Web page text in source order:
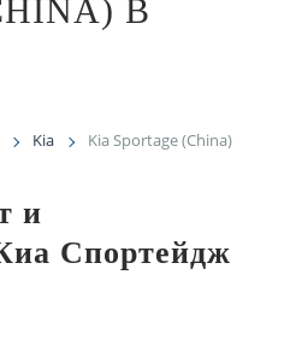
В
Kia Kia Sportage (China)
и
Спортейдж